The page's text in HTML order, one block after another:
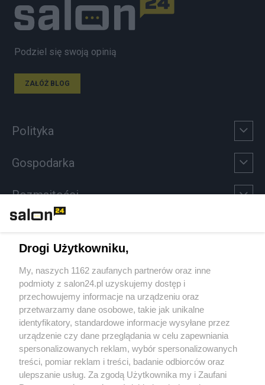
Podziel się swoją opinią
ZAŁÓŻ BLOG
Polityka
Gospodarka
Rozmaitości
Sport
Społeczeństwo
Kultura
X Facebook Instagram Youtube
Drogi Użytkowniku,
My, naszych 1162 zaufanych partnerów oraz inne
podmioty z salon24.pl uzyskujemy dostęp i
przechowujemy informacje na urządzeniu oraz
przetwarzamy dane osobowe, takie jak unikalne
identyfikatory, standardowe informacje wysyłane przez
urządzenie czy dane przeglądania w celu zapewniania
spersonalizowanych reklam, wybór spersonalizowanych
treści, pomiar reklam i treści, badanie odbiorców oraz
ulepszanie usług. Za zgodą Użytkownika my i Zaufani